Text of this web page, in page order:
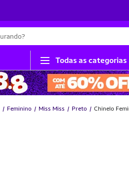
Todas as categorias
Feminino Miss Miss Preto Chinelo